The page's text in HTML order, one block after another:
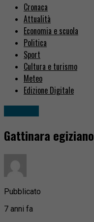
Cronaca
Attualità
Economia e scuola
Politica
Sport
Cultura e turismo
Meteo
Edizione Digitale
Gattinara
Pubblicato
7 anni fa